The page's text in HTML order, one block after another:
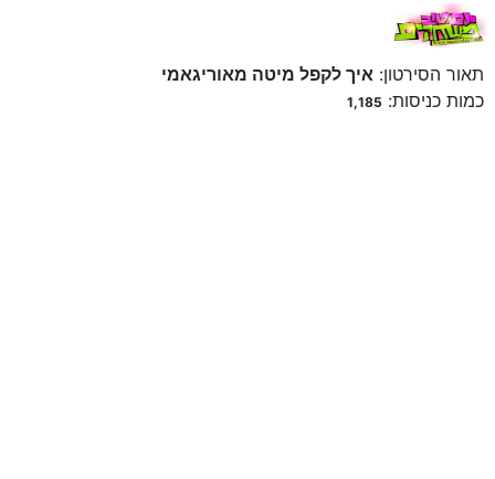
תאור הסירטון: איך לקפל מיטה מאוריגאמי
כמות כניסות: 1,185